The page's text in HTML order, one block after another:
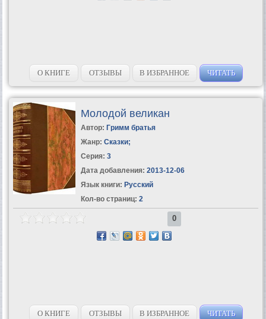
О КНИГЕ ОТЗЫВЫ В ИЗБРАННОЕ ЧИТАТЬ
Молодой великан
Автор: Гримм братья
Жанр: Сказки;
Серия: 3
Дата добавления: 2013-12-06
Язык книги: Русский
Кол-во страниц: 2
0
О КНИГЕ ОТЗЫВЫ В ИЗБРАННОЕ ЧИТАТЬ